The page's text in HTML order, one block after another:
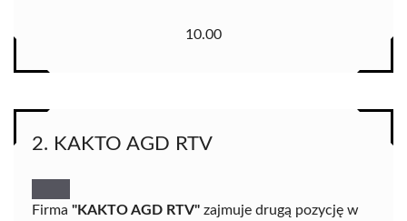
10.00
2. KAKTO AGD RTV
Firma "KAKTO AGD RTV" zajmuje drugą pozycję w